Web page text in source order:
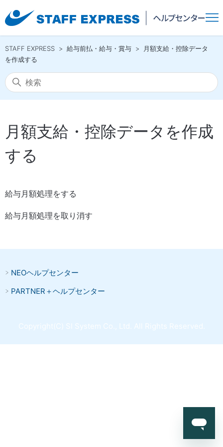
STAFF EXPRESS 給与前払・給与・賞与
月額支給・控除データ
を作成する
月額支給・控除データを作成
する
給与月額処理をする
給与月額処理を取り消す
NEOヘルプセンター
PARTNER＋ヘルプセンター
Copyright(C) SI System Co., Ltd. All Rights Reserved.